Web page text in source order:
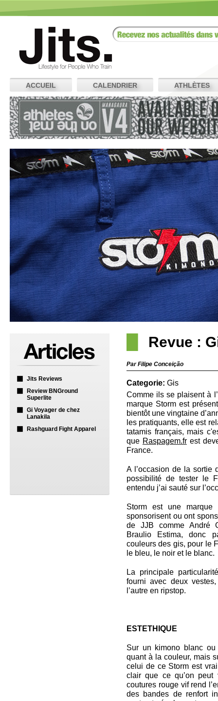
ACCUEIL CALENDRIER ATHLÈTES
Jits Reviews
Review BNGround
Superlite
Gi Voyager de chez
Lanakila
Rashguard Fight Apparel
Revue :
Par Filipe Conceição
Categorie: Gis
Comme ils se plaisent à
marque Storm est
bientôt une vingtaine
les pratiquants, elle est
tatamis français, mais
que Raspagem.frest
France.
A l’occasion de la sortie
possibilité de tester le
entendu j’ai sauté sur
Storm est une
sponsorisent ou ont
de JJB comme André
Braulio Estima, donc
couleurs des gis, pour le
le bleu, le noir et le blanc.
La principale
fourni avec deux
l’autre en ripstop.
ESTETHIQUE
Sur un kimono blanc
quant à la couleur, mais
celui de ce Storm est
clair que ce qu’on peut
coutures rouge vif rend
des bandes de renfort